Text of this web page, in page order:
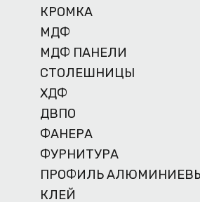
КРОМКА
МДФ
МДФ ПАНЕЛИ
СТОЛЕШНИЦЫ
ХДФ
ДВПО
ФАНЕРА
ФУРНИТУРА
ПРОФИЛЬ
КЛЕЙ